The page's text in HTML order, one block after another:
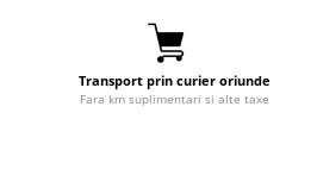
Transport prin curier oriunde
Fara km suplimentari si alte taxe